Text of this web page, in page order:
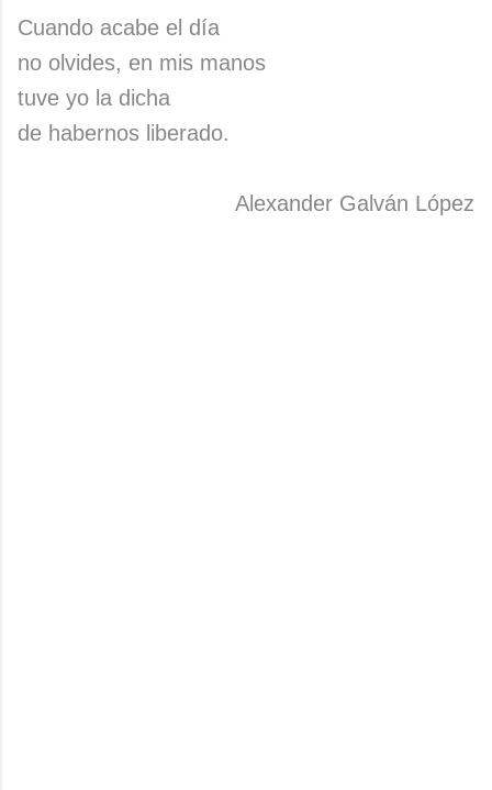
Cuando acabe el día
no olvides, en mis manos
tuve yo la dicha
de habernos liberado.
Alexander Galván López